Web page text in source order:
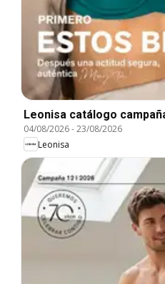
Leonisa catálogo
04/08/2026-23/08/2026
Leonisa